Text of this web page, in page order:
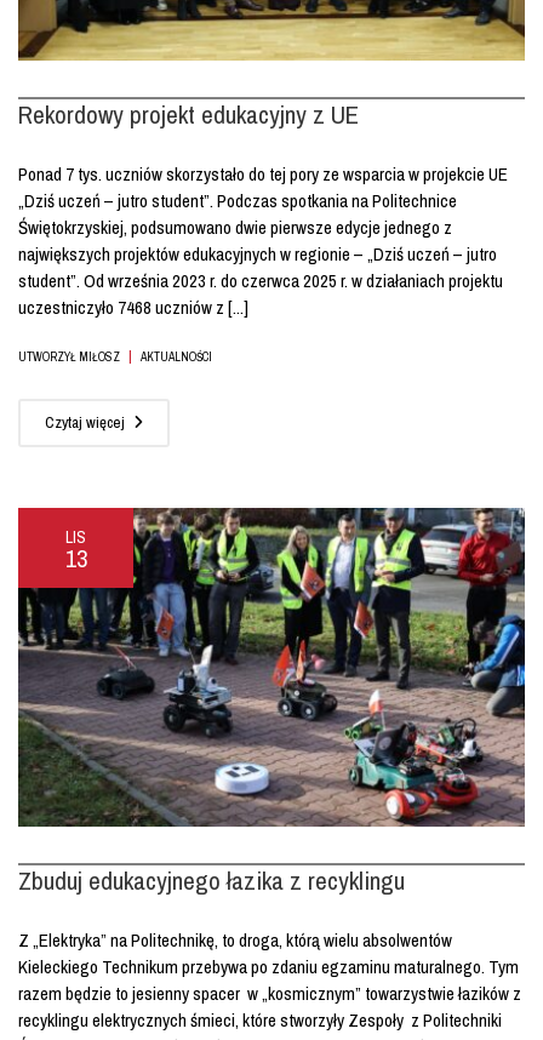
Rekordowy projekt edukacyjny z UE
Ponad 7 tys. uczniów skorzystało do tej pory ze wsparcia w projekcie UE
„Dziś uczeń – jutro student”. Podczas spotkania na Politechnice
Świętokrzyskiej, podsumowano dwie pierwsze edycje jednego z
największych projektów edukacyjnych w regionie – „Dziś uczeń – jutro
student”. Od września 2023 r. do czerwca 2025 r. w działaniach projektu
uczestniczyło 7468 uczniów z [...]
UTWORZYŁ MIŁOSZ | AKTUALNOŚCI
Czytaj więcej
LIS
13
Zbuduj edukacyjnego łazika z recyklingu
Z „Elektryka” na Politechnikę, to droga, którą wielu absolwentów
Kieleckiego Technikum przebywa po zdaniu egzaminu maturalnego. Tym
razem będzie to jesienny spacer w „kosmicznym” towarzystwie łazików z
recyklingu elektrycznych śmieci, które stworzyły Zespoły z Politechniki